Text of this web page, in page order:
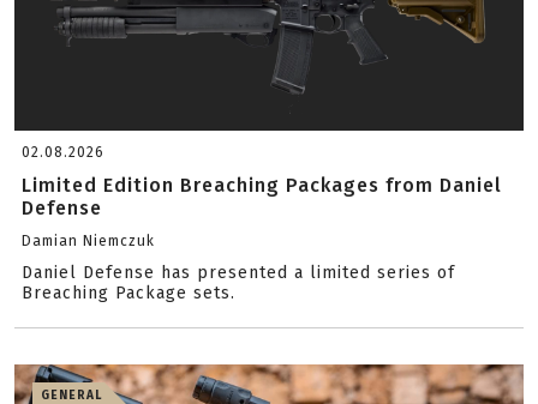
02.08.2026
Limited Edition Breaching Packages from Daniel
Defense
Damian Niemczuk
Daniel Defense has presented a limited series of
Breaching Package sets.
GENERAL